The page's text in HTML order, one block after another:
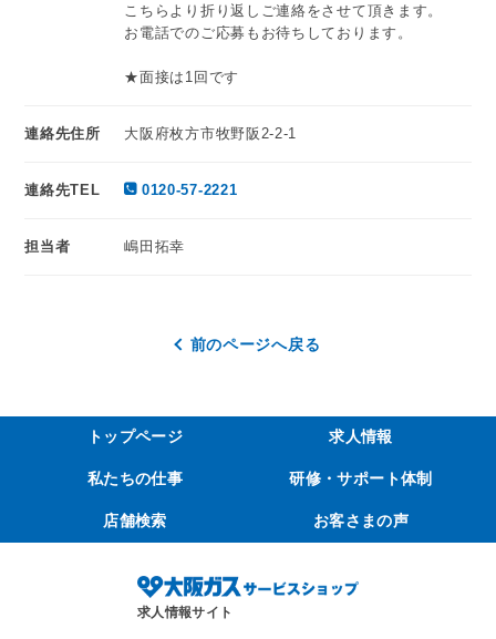
こちらより折り返しご連絡をさせて頂きます。
お電話でのご応募もお待ちしております。
★面接は1回です
連絡先住所 大阪府枚方市牧野阪2-2-1
連絡先TEL 0120-57-2221
担当者 嶋田拓幸
前のページへ戻る
トップページ 求人情報
私たちの仕事 研修・サポート体制
店舗検索 お客さまの声
求人情報サイト